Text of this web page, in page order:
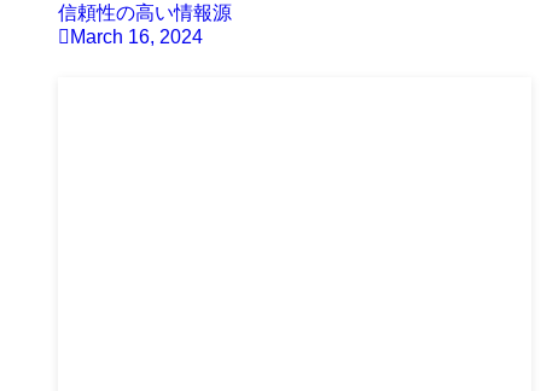
信頼性の高い情報源
March 16, 2024